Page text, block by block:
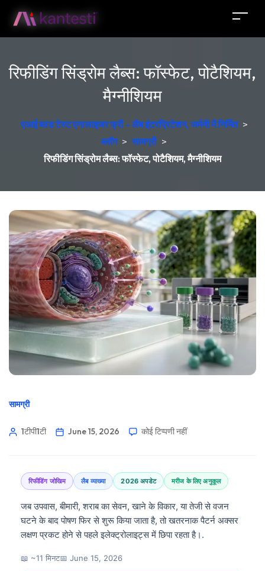
रिफीडिंग सिंड्रोम लैब्स: फॉस्फेट, पोटैशियम,
मैग्नीशियम
एआई ब्लड टेस्ट एनालाइजर फ्री - लैब इंटरप्रिटेशन, जर्मनी में निर्मित >
ब्लॉग > सामग्री >
रिफीडिंग सिंड्रोम लैब्स: फॉस्फेट, पोटैशियम, मैग्नीशियम
सामग्री
1टीपी1टी June 15, 2026 कोई टिप्पणी नहीं
रिफीडिंग जोखिम लैब व्याख्या 2026 अपडेट मरीज के लिए अनुकूल
जब उपवास, बीमारी, शराब का सेवन, खाने के विकार, या तेजी से वजन
घटने के बाद पोषण फिर से शुरू किया जाता है, तो खतरनाक पैटर्न अक्सर
लक्षण प्रकट होने से पहले इलेक्ट्रोलाइट्स में छिपा रहता है।.
📖 ~11 मिनट📅 June 15, 2026